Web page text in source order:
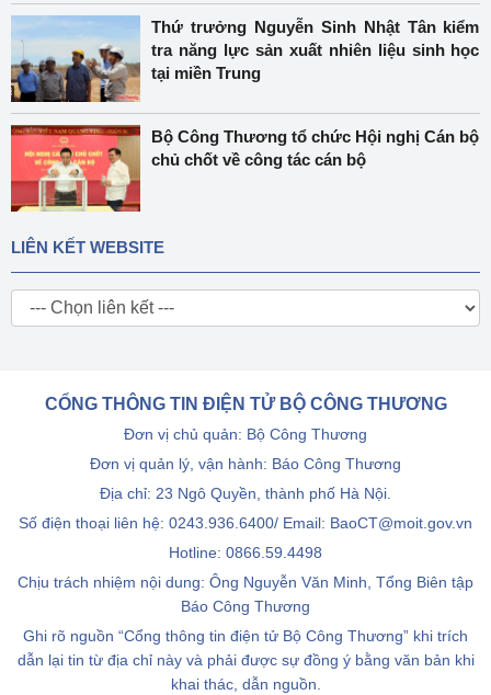
Thứ trưởng Nguyễn Sinh Nhật Tân kiểm
tra năng lực sản xuất nhiên liệu sinh học
tại miền Trung
Bộ Công Thương tổ chức Hội nghị Cán bộ
chủ chốt về công tác cán bộ
LIÊN KẾT WEBSITE
CỔNG THÔNG TIN ĐIỆN TỬ BỘ CÔNG THƯƠNG
Đơn vị chủ quản: Bộ Công Thương
Đơn vị quản lý, vận hành: Báo Công Thương
Địa chỉ: 23 Ngô Quyền, thành phố Hà Nội.
Số điện thoại liên hệ: 0243.936.6400/ Email: BaoCT@moit.gov.vn
Hotline: 0866.59.4498
Chịu trách nhiệm nội dung: Ông Nguyễn Văn Minh, Tổng Biên tập
Báo Công Thương
Ghi rõ nguồn “Cổng thông tin điện tử Bộ Công Thương” khi trích
dẫn lại tin từ địa chỉ này và phải được sự đồng ý bằng văn bản khi
khai thác, dẫn nguồn.